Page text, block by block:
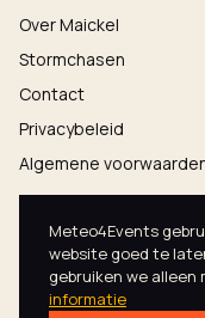
Over Maickel
Stormchasen
Contact
Privacybeleid
Algemene
© 2026
Meteo4Events
website goed te
gebruiken we
informatie